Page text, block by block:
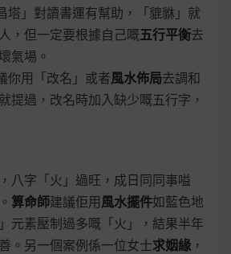
塔」對讀書運有幫助，「貔貅」就
，但一定要根據自己嘅五行平衡去
氣場。
你用「改名」或者風水佈局去調和
就提過，改名時加入缺少嘅五行字，
八字「火」過旺，成日同同事嗌
算命師建議佢用 風水擺件如藍色地
元素壓制過多嘅「火」，結果半年
。另一個案例係一位女士求姻緣 ，